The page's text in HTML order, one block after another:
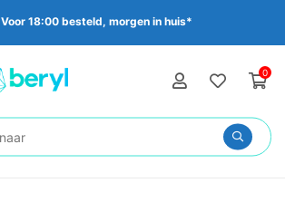
Voor 18:00 besteld, morgen in huis*
0